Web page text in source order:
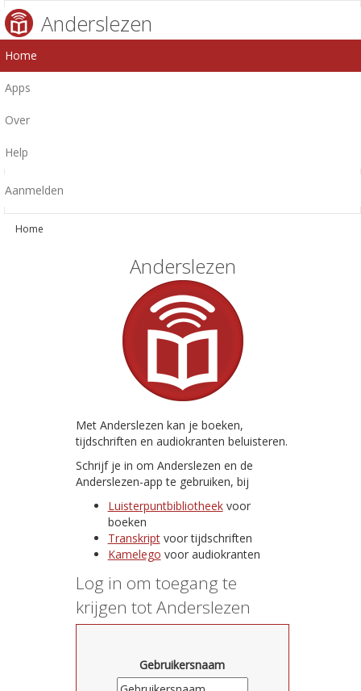
Anderslezen
Home
Apps
Over
Help
Aanmelden
Home
Anderslezen
Met Anderslezen kan je boeken,
tijdschriften en audiokranten beluisteren.
Schrijf je in om Anderslezen en de
Anderslezen-app te gebruiken, bij
Luisterpuntbibliotheekvoor
boeken
Transkriptvoor tijdschriften
Kamelego voor audiokranten
Log in om toegang te
krijgen tot Anderslezen
Gebruikersnaam